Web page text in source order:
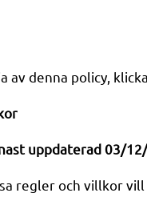
av denna policy, klicka
uppdaterad 03/
regler och villkor